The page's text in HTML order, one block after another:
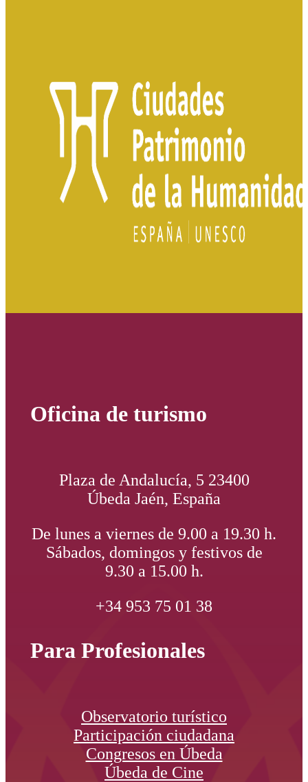
Oficina de turismo
Plaza de Andalucía, 5 23400
Úbeda Jaén, España
De lunes a viernes de 9.00 a 19.30 h.
Sábados, domingos y festivos de
9.30 a 15.00 h.
+34 953 75 01 38
Para Profesionales
Observatorio turístico
Participación ciudadana
Congresos en Úbeda
Úbeda de Cine